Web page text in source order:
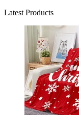
Latest Products